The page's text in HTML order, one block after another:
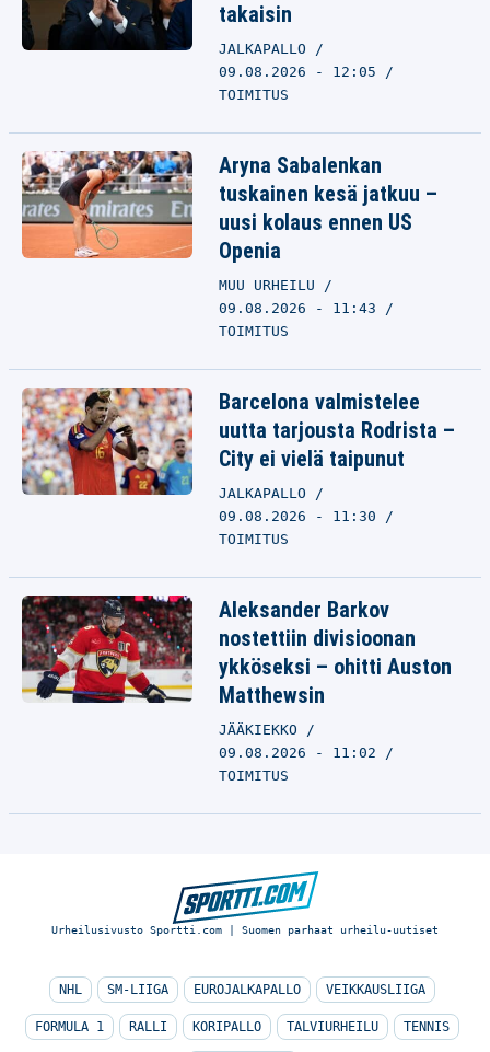
takaisin
JALKAPALLO
09.08.2026 - 12:05
TOIMITUS
Aryna Sabalenkan
tuskainen kesä jatkuu –
uusi kolaus ennen US
Openia
MUU URHEILU
09.08.2026 - 11:43
TOIMITUS
Barcelona valmistelee
uutta tarjousta Rodrista –
City ei vielä taipunut
JALKAPALLO
09.08.2026 - 11:30
TOIMITUS
Aleksander Barkov
nostettiin divisioonan
ykköseksi – ohitti Auston
Matthewsin
JÄÄKIEKKO
09.08.2026 - 11:02
TOIMITUS
Urheilusivusto Sportti.com | Suomen parhaat urheilu-uutiset
NHL SM-LIIGA EUROJALKAPALLO VEIKKAUSLIIGA
FORMULA 1 RALLI KORIPALLO TALVIURHEILU TENNIS